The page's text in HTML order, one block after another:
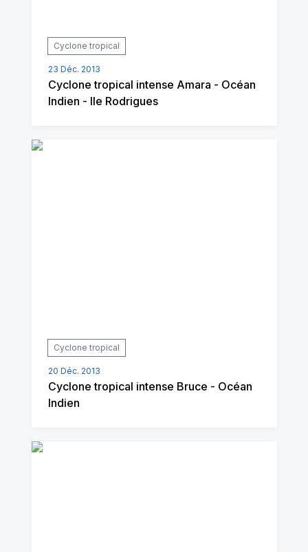
Cyclone tropical
23 Déc. 2013
Cyclone tropical intense Amara - Océan
Indien - Ile Rodrigues
Cyclone tropical
20 Déc. 2013
Cyclone tropical intense Bruce - Océan
Indien